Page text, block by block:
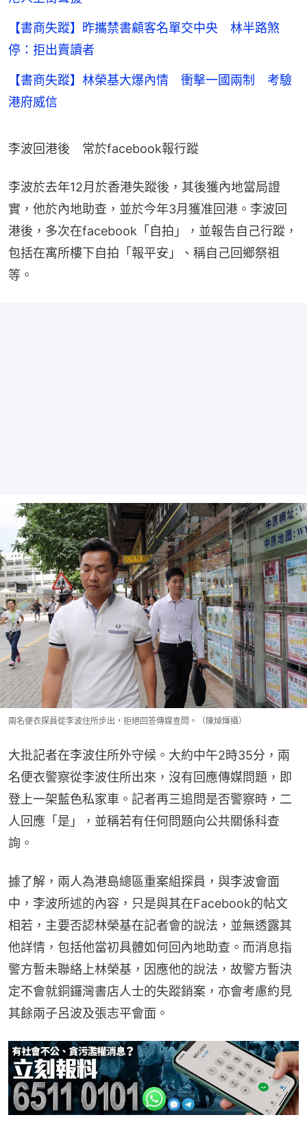
【書商失蹤】昨攜禁書顧客名單交中央 林半路煞
停：拒出賣讀者
【書商失蹤】林榮基大爆內情 衝擊一國兩制 考驗
港府威信
李波回港後　常於facebook報行蹤
李波於去年12月於香港失蹤後，其後獲內地當局證
實，他於內地助查，並於今年3月獲准回港。李波回
港後，多次在facebook「自拍」，並報告自己行蹤，
包括在寓所樓下自拍「報平安」、稱自己回鄉祭祖
等。
兩名便衣探員從李波住所步出，拒絕回答傳媒查問。（陳焯煇攝）
大批記者在李波住所外守候。大約中午2時35分，兩
名便衣警察從李波住所出來，沒有回應傳媒問題，即
登上一架藍色私家車。記者再三追問是否警察時，二
人回應「是」，並稱若有任何問題向公共關係科查
詢。
據了解，兩人為港島總區重案組探員，與李波會面
中，李波所述的內容，只是與其在Facebook的帖文
相若，主要否認林榮基在記者會的說法，並無透露其
他詳情，包括他當初具體如何回內地助查。而消息指
警方暫未聯絡上林榮基，因應他的說法，故警方暫決
定不會就銅鑼灣書店人士的失蹤銷案，亦會考慮約見
其餘兩子呂波及張志平會面。